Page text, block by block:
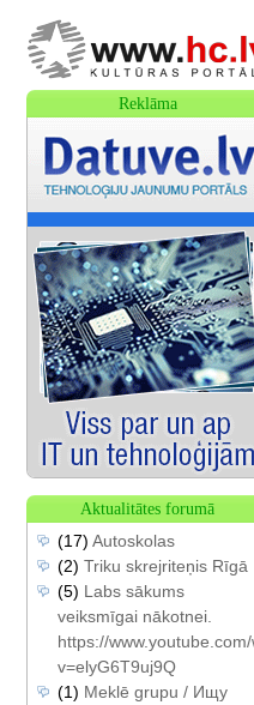
Reklāma
Aktualitātes forumā
(17) Autoskolas
(2) Triku skrejriteņis Rīgā
(5) Labs sākums
veiksmīgai nākotnei.
https://www.youtube.com/
v=elyG6T9uj9Q
(1) Meklē grupu / Ищу